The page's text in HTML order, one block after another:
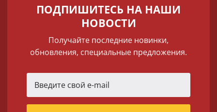
ПОДПИШИТЕСЬ НА НАШИ
НОВОСТИ
Получайте последние новинки,
обновления, специальные предложения.